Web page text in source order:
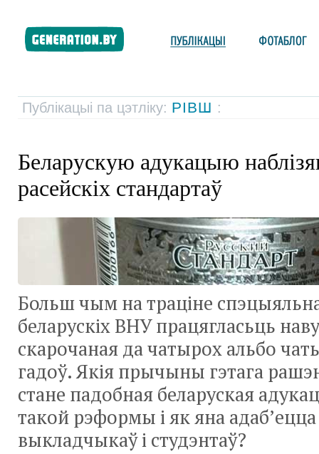
Публікацыі па цэтліку: РІВШ :
Беларускую адукацыю
расейскіх стандартаў
Больш чым на траціне
беларускіх ВНУ працягласьць
скарочаная да чатырох альбо
гадоў. Якія прычыны гэтага
стане падобная беларуская
такой рэформы і як яна адаб’ецца
выкладчыкаў і студэнтаў?